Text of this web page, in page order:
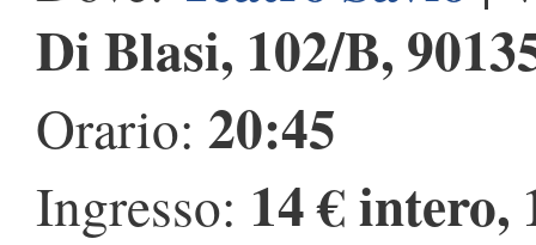
Di Blasi, 102/B,
Orario: 20:45
Ingresso: 14 €